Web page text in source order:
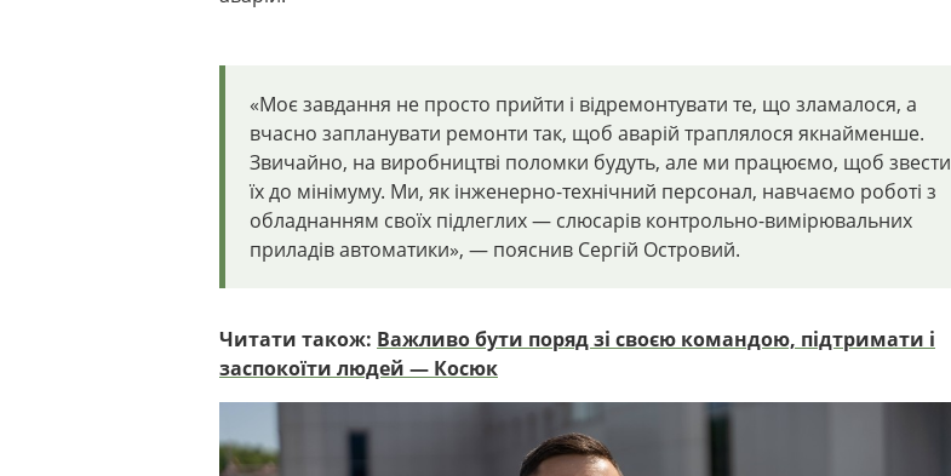
«Моє завдання не просто прийти і відремонтувати те, що зламалося, а
вчасно запланувати ремонти так, щоб аварій траплялося якнайменше.
Звичайно, на виробництві поломки будуть, але ми працюємо, щоб звести
їх до мінімуму. Ми, як інженерно-технічний персонал, навчаємо роботі з
обладнанням своїх підлеглих — слюсарів контрольно-вимірювальних
приладів автоматики», — пояснив Сергій Островий.
Читати також: Важливо бути поряд зі своєю командою, підтримати і
заспокоїти людей — Косюк